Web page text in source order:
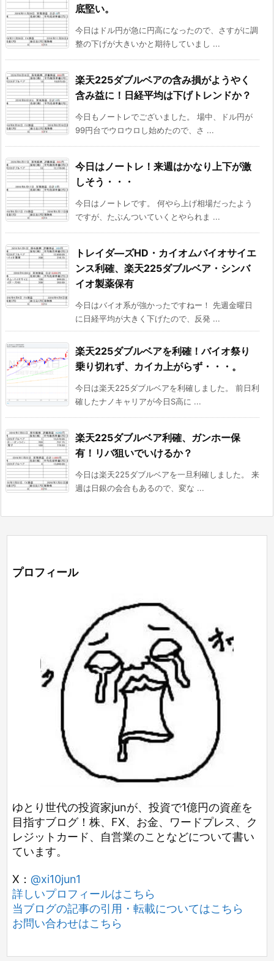
底堅い。
今日はドル円が急に円高になったので、さすがに調
整の下げが大きいかと期待していまし ...
楽天225ダブルベアの含み損がようやく
含み益に！日経平均は下げトレンドか？
今日もノートレでございました。 場中、ドル円が
99円台でウロウロし始めたので、さ ...
今日はノートレ！来週はかなり上下が激
しそう・・・
今日はノートレです。 何やら上げ相場だったよう
ですが、たぶんついていくとやられま ...
トレイダ―ズHD・カイオムバイオサイエ
ンス利確、楽天225ダブルベア・シンバ
イオ製薬保有
今日はバイオ系が強かったですねー！ 先週金曜日
に日経平均が大きく下げたので、反発 ...
楽天225ダブルベアを利確！バイオ祭り
乗り切れず、カイカ上がらず・・・。
今日は楽天225ダブルベアを利確しました。 前日利
確したナノキャリアが今日S高に ...
楽天225ダブルベア利確、ガンホー保
有！リバ狙いでいけるか？
今日は楽天225ダブルベアを一旦利確しました。 来
週は日銀の会合もあるので、変な ...
プロフィール
ゆとり世代の投資家junが、投資で1億円の資産を
目指すブログ！株、FX、お金、ワードプレス、ク
レジットカード、自営業のことなどについて書い
ています。
X： @xi10jun1
詳しいプロフィールはこちら
当ブログの記事の引用・転載についてはこちら
お問い合わせはこちら